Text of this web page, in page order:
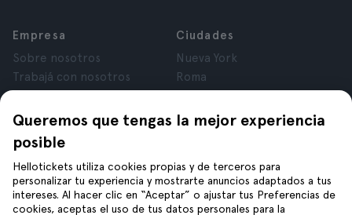
Queremos que tengas la mejor experiencia
posible
Hellotickets utiliza cookies propias y de terceros para
personalizar tu experiencia y mostrarte anuncios adaptados a tus
intereses. Al hacer clic en “Aceptar” o ajustar tus Preferencias de
cookies, aceptas el uso de tus datos personales para la
Empresa
Sobre nosotros
Trabajá con nosotros
Opiniones
Privacidad
Términos y Condiciones
Aviso Legal
Cookies
Ciudades
Nueva York
Roma
Londres
Granada
Tenerife